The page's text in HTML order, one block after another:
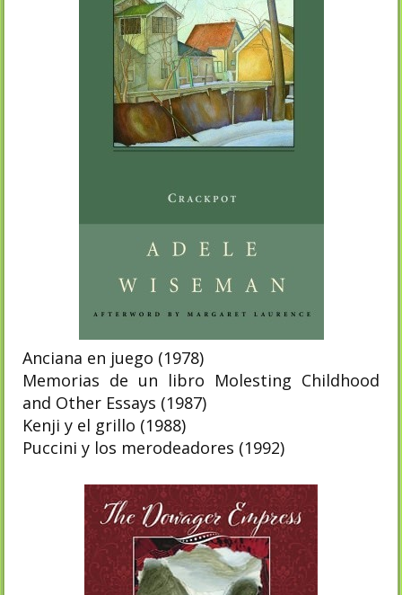
Anciana en juego (1978)
Memorias de un libro Molesting Childhood
and Other Essays (1987)
Kenji y el grillo (1988)
Puccini y los merodeadores (1992)